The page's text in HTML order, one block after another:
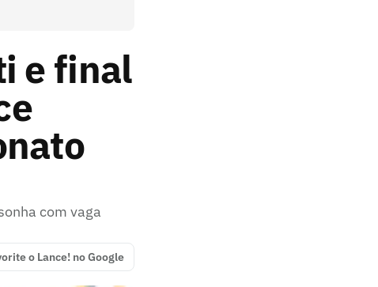
e final
com vaga
o Lance! no Google